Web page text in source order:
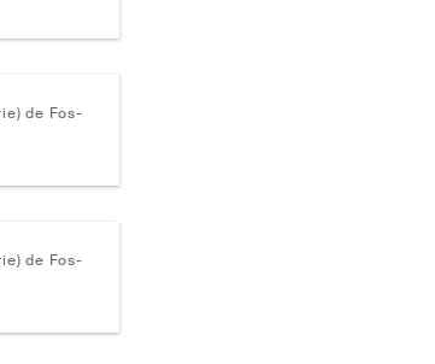
de Fos-
de Fos-